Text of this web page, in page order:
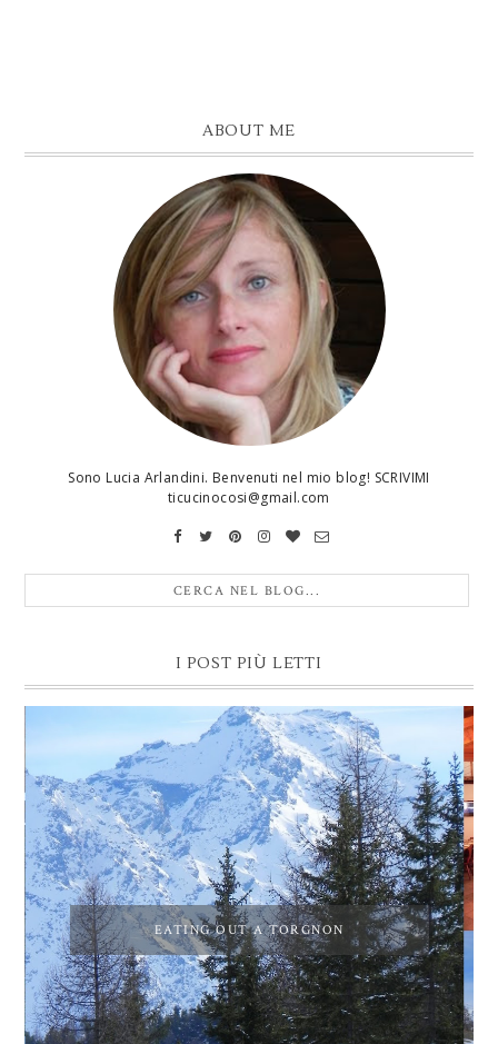
ABOUT ME
Sono Lucia Arlandini. Benvenuti nel mio blog! SCRIVIMI
ticucinocosi@gmail.com
I POST PIÙ LETTI
EATING OUT A TORGNON